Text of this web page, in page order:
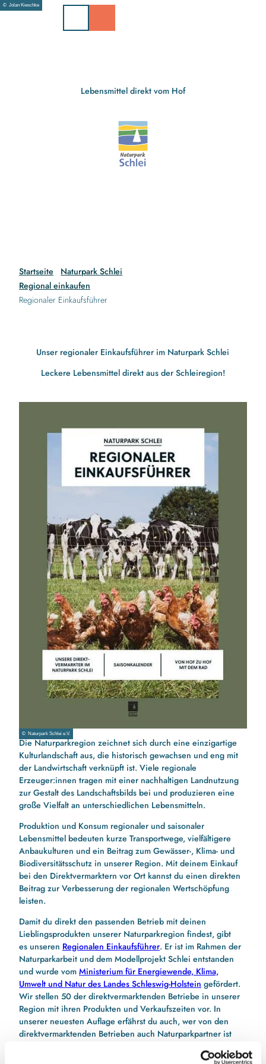
Z© Jolan Kieschke
Lebensmittel direkt vom Hof
Startseite
Naturpark Schlei
Regional einkaufen
Regionaler Einkaufsführer
Unser regionaler Einkaufsführer im Naturpark Schlei
Leckere Lebensmittel direkt aus der Schleiregion!
© Naturpark Schlei e.V.
Die Naturparkregion zeichnet sich durch eine einzigartige
Kulturlandschaft aus, die historisch gewachsen und eng mit
der Landwirtschaft verknüpft ist. Viele regionale
Erzeuger:innen tragen mit einer nachhaltigen Landnutzung
zur Gestalt des Landschaftsbilds bei und produzieren eine
große Vielfalt an unterschiedlichen Lebensmitteln.
Produktion und Konsum regionaler und saisonaler
Lebensmittel bedeuten kurze Transportwege, vielfältigere
Anbaukulturen und ein Beitrag zum Gewässer-, Klima- und
Biodiversitätsschutz in unserer Region. Mit deinem Einkauf
bei den Direktvermarktern vor Ort kannst du einen direkten
Beitrag zur Verbesserung der regionalen Wertschöpfung
leisten.
Damit du direkt den passenden Betrieb mit deinen
Lieblingsprodukten unserer Naturparkregion findest, gibt
es unseren Regionalen Einkaufsführer. Er ist im Rahmen der
Naturparkarbeit und dem Modellprojekt Schlei entstanden
und wurde vom Ministerium für Energiewende, Klima,
Umwelt und Natur des Landes Schleswig-Holstein gefördert.
Wir stellen 50 der direktvermarktenden Betriebe in unserer
Region mit ihren Produkten und Verkaufszeiten vor. In
unserer neuesten Auflage erfährst du auch, wer von den
direktvermarktenden Betrieben auch Naturparkpartner ist